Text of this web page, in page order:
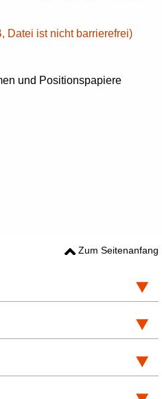
Datei ist nicht barrierefrei)
und Positionspapiere
Zum Seitenanfang